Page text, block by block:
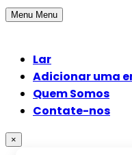
Menu Menu
Lar
Adicionar uma
Quem Somos
Contate-nos
×